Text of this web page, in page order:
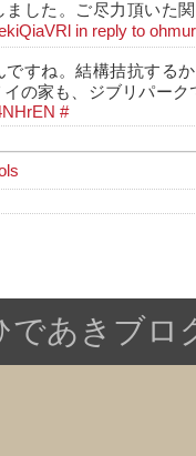
ました。ご尽力頂いた
in reply to
ですね。結構拮抗する
の家も、ジブリパーク
#
であきブロ